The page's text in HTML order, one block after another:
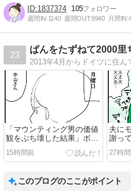
1837374 105
週間IN:1140 週間OUT:9940 月間IN:
23
ぱんをたずねて2000里
「マウンティング男の価値
観をぶち壊した結果」ボツ
ラフ集-食事のお誘い①-
15時間前
夫に
謝っ
27時
このブログのここがポイント